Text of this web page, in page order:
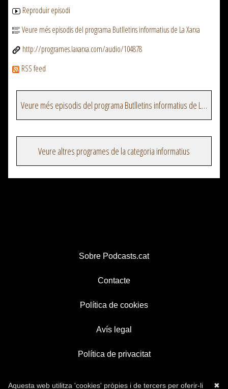
Reproduir episodi
Veure més episodis del programa Butlletins informatius de La Xarxa
http://programes.laxarxa.com/audio/104878
RSS feed
Veure més episodis del programa Butlletins informatius de La Xarxa
Veure altres programes de la categoria informatius
Sobre Podcasts.cat
Contacte
Política de cookies
Avís legal
Política de privacitat
✖
Aquesta web utilitza 'cookies' pròpies i de tercers per oferir-li